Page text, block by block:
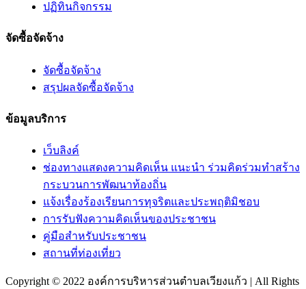
ปฏิทินกิจกรรม
จัดซื้อจัดจ้าง
จัดซื้อจัดจ้าง
สรุปผลจัดซื้อจัดจ้าง
ข้อมูลบริการ
เว็บลิงค์
ช่องทางแสดงความคิดเห็น แนะนำ ร่วมคิดร่วมทำสร้าง
กระบวนการพัฒนาท้องถิ่น
แจ้งเรื่องร้องเรียนการทุจริตและประพฤติมิชอบ
การรับฟังความคิดเห็นของประชาชน
คู่มือสำหรับประชาชน
สถานที่ท่องเที่ยว
Copyright © 2022 องค์การบริหารส่วนตำบลเวียงแก้ว | All Rights